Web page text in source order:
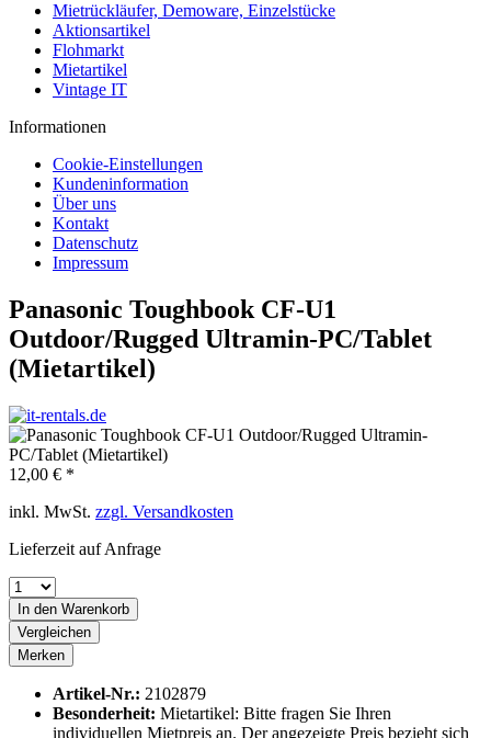
Mietrückläufer, Demoware, Einzelstücke
Aktionsartikel
Flohmarkt
Mietartikel
Vintage IT
Informationen
Cookie-Einstellungen
Kundeninformation
Über uns
Kontakt
Datenschutz
Impressum
Panasonic Toughbook CF-U1
Outdoor/Rugged Ultramin-PC/Tablet
(Mietartikel)
12,00 € *
inkl. MwSt. zzgl. Versandkosten
Lieferzeit auf Anfrage
In den Warenkorb
Vergleichen
Merken
Artikel-Nr.: 2102879
Besonderheit: Mietartikel: Bitte fragen Sie Ihren
individuellen Mietpreis an. Der angezeigte Preis bezieht sich